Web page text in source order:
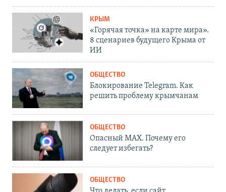
КРЫМ
«Горячая точка» на карте мира».
8 сценариев будущего Крыма от
ИИ
ОБЩЕСТВО
Блокирование Telegram. Как
решить проблему крымчанам
ОБЩЕСТВО
Опасный MAX. Почему его
следует избегать?
ОБЩЕСТВО